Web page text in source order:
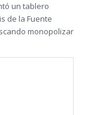
un tablero
de la Fuente
monopolizar